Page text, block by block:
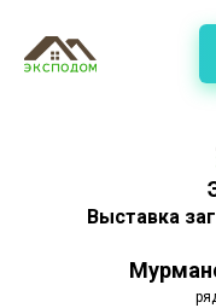
Выставка